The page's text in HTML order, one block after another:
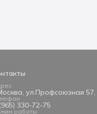
ул.Профсоюзная
330-72-75
работы